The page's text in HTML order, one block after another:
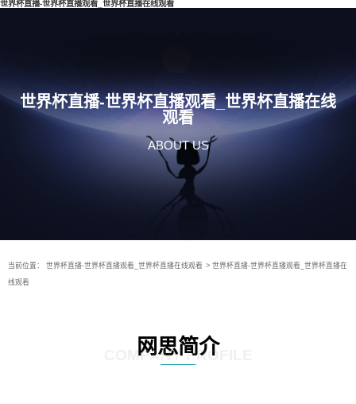
世界杯直播-世界杯直播观看_世界杯直播在线观看
世界杯直播-世界杯直播观看_世界杯直播在线
观看
ABOUT US
当前位置： 世界杯直播-世界杯直播观看_世界杯直播在线观看 > 世界杯直播-世界杯直播观看_世界杯直播在
线观看
网思简介
COMPANY PROFILE